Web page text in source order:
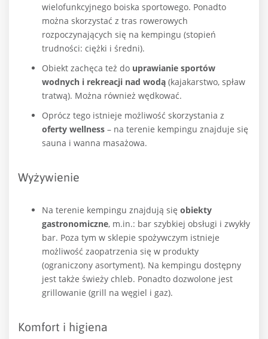
wielofunkcyjnego boiska sportowego. Ponadto
można skorzystać z tras rowerowych
rozpoczynających się na kempingu (stopień
trudności: ciężki i średni).
Obiekt zachęca też do uprawianie sportów
wodnych i rekreacji nad wodą (kajakarstwo, spław
tratwą). Można również wędkować.
Oprócz tego istnieje możliwość skorzystania z
oferty wellness – na terenie kempingu znajduje się
sauna i wanna masażowa.
Wyżywienie
Na terenie kempingu znajdują się obiekty
gastronomiczne, m.in.: bar szybkiej obsługi i zwykły
bar. Poza tym w sklepie spożywczym istnieje
możliwość zaopatrzenia się w produkty
(ograniczony asortyment). Na kempingu dostępny
jest także świeży chleb. Ponadto dozwolone jest
grillowanie (grill na węgiel i gaz).
Komfort i higiena